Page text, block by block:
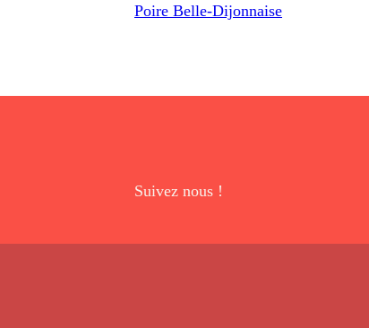
Poire Belle-Dijonnaise
Suivez nous !